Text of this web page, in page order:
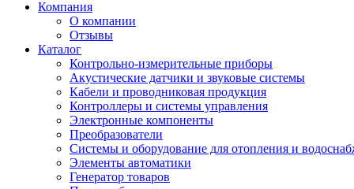
Компания
О компании
Отзывы
Каталог
Контрольно-измерительные приборы
Акустические датчики и звуковые системы
Кабели и проводниковая продукция
Контроллеры и системы управления
Электронные компоненты
Преобразователи
Системы и оборудование для отопления и
Элементы автоматики
Генератор товаров